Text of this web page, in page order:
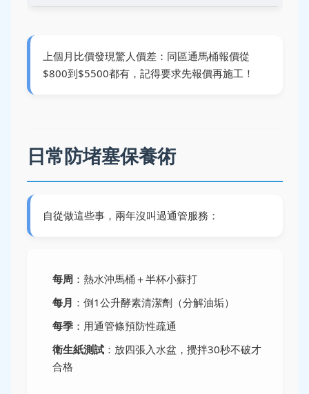
上個月比價發現驚人價差：同區通馬桶報價從
$800到$5500都有，記得要求先報價再施工！
日常防堵塞保養術
自從做這些事，兩年沒叫過通管服務：
每周 ：熱水沖馬桶＋半杯小蘇打
每月 ：倒1公升酵素清潔劑（分解油垢）
每季 ：用通管條預防性疏通
衛生紙測試 ：放四張入水盆，攪拌30秒不破才
合格